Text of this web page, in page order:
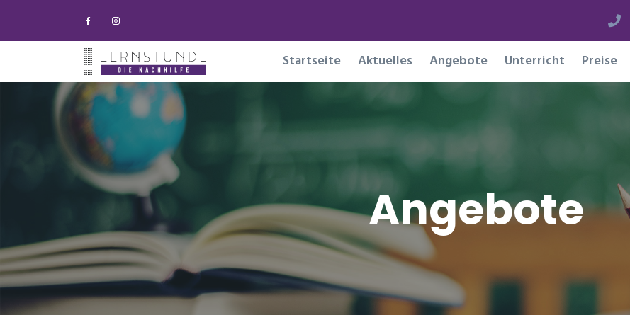
Startseite Aktuelles Angebote Unterricht Preise
Angebote